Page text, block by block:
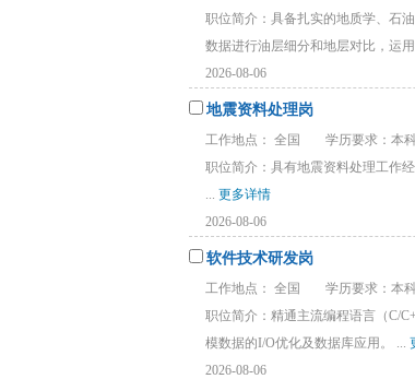
职位简介：具备扎实的地质学、石
数据进行油层细分和地层对比，运
2026-08-06
地震资料处理岗
工作地点： 全国
学历要求：本
职位简介：具有地震资料处理工作
... 更多详情
2026-08-06
软件技术研发岗
工作地点： 全国
学历要求：本
职位简介：精通主流编程语言（C/
模数据的I/O优化及数据库应用。 ...
2026-08-06